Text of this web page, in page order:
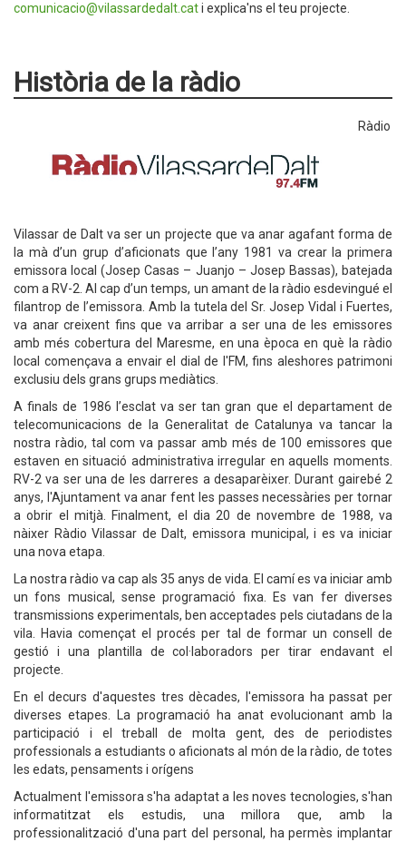
comunicacio@vilassardedalt.cati explica'ns el teu projecte.
Història de la ràdio
Ràdio
Vilassar de Dalt va ser un projecte que va anar agafant forma de
la mà d’un grup d’aficionats que l’any 1981 va crear la primera
emissora local (Josep Casas – Juanjo – Josep Bassas), batejada
com a RV-2. Al cap d’un temps, un amant de la ràdio esdevingué el
filantrop de l’emissora. Amb la tutela del Sr. Josep Vidal i Fuertes,
va anar creixent fins que va arribar a ser una de les emissores
amb més cobertura del Maresme, en una època en què la ràdio
local començava a envair el dial de l'FM, fins aleshores patrimoni
exclusiu dels grans grups mediàtics.
A finals de 1986 l’esclat va ser tan gran que el departament de
telecomunicacions de la Generalitat de Catalunya va tancar la
nostra ràdio, tal com va passar amb més de 100 emissores que
estaven en situació administrativa irregular en aquells moments.
RV-2 va ser una de les darreres a desaparèixer. Durant gairebé 2
anys, l'Ajuntament va anar fent les passes necessàries per tornar
a obrir el mitjà. Finalment, el dia 20 de novembre de 1988, va
nàixer Ràdio Vilassar de Dalt, emissora municipal, i es va iniciar
una nova etapa.
La nostra ràdio va cap als 35 anys de vida. El camí es va iniciar amb
un fons musical, sense programació fixa. Es van fer diverses
transmissions experimentals, ben acceptades pels ciutadans de la
vila. Havia començat el procés per tal de formar un consell de
gestió i una plantilla de col·laboradors per tirar endavant el
projecte.
En el decurs d'aquestes tres dècades, l'emissora ha passat per
diverses etapes. La programació ha anat evolucionant amb la
participació i el treball de molta gent, des de periodistes
professionals a estudiants o aficionats al món de la ràdio, de totes
les edats, pensaments i orígens
Actualment l'emissora s'ha adaptat a les noves tecnologies, s'han
informatitzat els estudis, una millora que, amb la
professionalització d'una part del personal, ha permès implantar